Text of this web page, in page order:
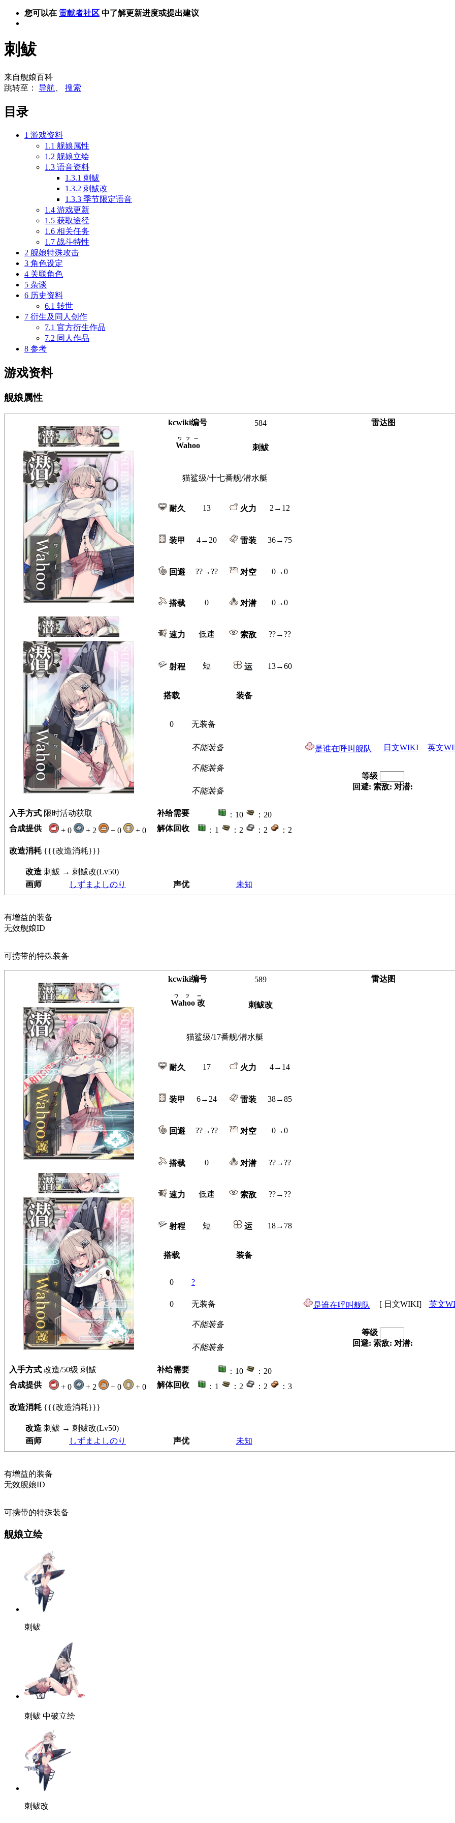
您可以在 贡献者社区 中了解更新进度或提出建议
刺鲅
来自舰娘百科
跳转至： 导航 搜索
目录
1 游戏资料
1.1 舰娘属性
1.2 舰娘立绘
1.3 语音资料
1.3.1 刺鲅
1.3.2 刺鲅改
1.3.3 季节限定语音
1.4 游戏更新
1.5 获取途径
1.6 相关任务
1.7 战斗特性
2 舰娘特殊攻击
3 角色设定
4 关联角色
5 杂谈
6 历史资料
6.1 转世
7 衍生及同人创作
7.1 官方衍生作品
7.2 同人作品
8 参考
游戏资料
舰娘属性
kcwiki编号 584 雷达图
Wahoo
ワフー
刺鲅
猫鲨级/十七番舰/潜水艇
耐久 13 火力 2→12
装甲 4→20 雷装 36→75
回避 ??→?? 对空 0→0
搭载 0 对潜 0→0
速力 低速 索敌 ??→??
射程 短 运 13→60
搭载 装备
0 无装备
不能装备 是谁在呼叫舰队 日文WIKI 英文
不能装备
等级
回避: 索敌: 对潜:
不能装备
入手方式 限时活动获取 补给需要 ：10
：20
合成提供
+ 0 + 2 + 0 + 0 解体回收 ：1 ：2 ：2 ：2
改造消耗 {{{改造消耗}}}
改造 刺鲅 → 刺鲅改(Lv50)
画师
しずまよしのり 声优 未知
有增益的装备
无效舰娘ID
可携带的特殊装备
kcwiki编号 589 雷达图
Wahoo 改
ワフー
刺鲅改
猫鲨级/17番舰/潜水艇
耐久 17 火力 4→14
装甲 6→24 雷装 38→85
回避 ??→?? 对空 0→0
搭载 0 对潜 ??→??
速力 低速 索敌 ??→??
射程 短 运 18→78
搭载 装备
0 ?
0 无装备 是谁在呼叫舰队 [ 日文WIKI] 英文
不能装备
等级
回避: 索敌: 对潜:
不能装备
入手方式 改造/50级 刺鲅 补给需要 ：10
：20
合成提供
+ 0 + 2 + 0 + 0 解体回收 ：1 ：2 ：2 ：3
改造消耗 {{{改造消耗}}}
改造 刺鲅 → 刺鲅改(Lv50)
画师
しずまよしのり 声优 未知
有增益的装备
无效舰娘ID
可携带的特殊装备
舰娘立绘
刺鲅
刺鲅 中破立绘
刺鲅改